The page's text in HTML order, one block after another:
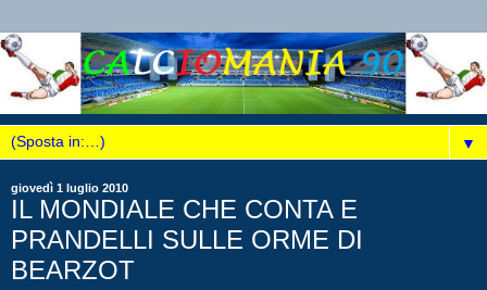
▼
giovedì 1 luglio 2010
IL MONDIALE CHE CONTA E
PRANDELLI SULLE ORME DI
BEARZOT